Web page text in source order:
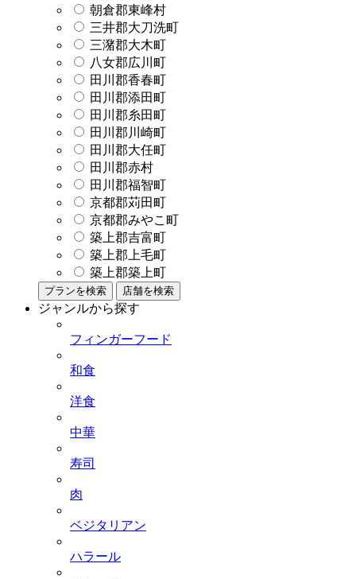
朝倉郡東峰村
三井郡大刀洗町
三潴郡大木町
八女郡広川町
田川郡香春町
田川郡添田町
田川郡糸田町
田川郡川崎町
田川郡大任町
田川郡赤村
田川郡福智町
京都郡苅田町
京都郡みやこ町
築上郡吉富町
築上郡上毛町
築上郡築上町
プランを検索 店舗を検索
ジャンルから探す
フィンガーフード
和食
洋食
中華
寿司
肉
ベジタリアン
ハラール